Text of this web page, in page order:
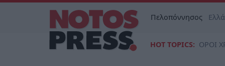
Πελοπόννησος
HOT TOPICS: ΟΡΟΙ